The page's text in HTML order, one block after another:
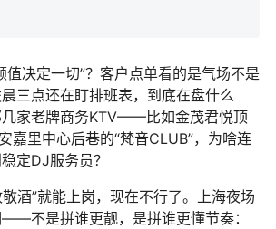
值决定一切”？客户点单看的是气场不是
三点还在盯排班表，到底在盘什么
几家老牌商务KTV——比如金茂君悦顶
嘉里中心后巷的“梵音CLUB”，为啥连
定DJ服务员？
酒”就能上岗，现在不行了。上海夜场
不是拼谁更靓，是拼谁更懂节奏：